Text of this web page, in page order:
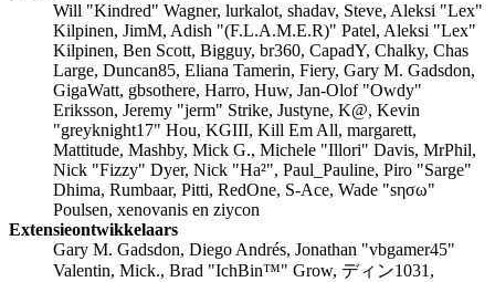
Will "Kindred" Wagner, lurkalot, shadav, Steve, Aleksi "Lex"
Kilpinen, JimM, Adish "(F.L.A.M.E.R)" Patel, Aleksi "Lex"
Kilpinen, Ben Scott, Bigguy, br360, CapadY, Chalky, Chas
Large, Duncan85, Eliana Tamerin, Fiery, Gary M. Gadsdon,
GigaWatt, gbsothere, Harro, Huw, Jan-Olof "Owdy"
Eriksson, Jeremy "jerm" Strike, Justyne, K@, Kevin
"greyknight17" Hou, KGIII, Kill Em All, margarett,
Mattitude, Mashby, Mick G., Michele "Illori" Davis, MrPhil,
Nick "Fizzy" Dyer, Nick "Ha²", Paul_Pauline, Piro "Sarge"
Dhima, Rumbaar, Pitti, RedOne, S-Ace, Wade "sησω"
Poulsen, xenovanis en ziycon
Extensieontwikkelaars
Gary M. Gadsdon, Diego Andrés, Jonathan "vbgamer45"
Valentin, Mick., Brad "IchBin™" Grow, ディン1031,